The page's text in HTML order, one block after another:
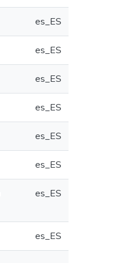
es_ES
es_ES
es_ES
es_ES
es_ES
es_ES
es_ES
es_ES